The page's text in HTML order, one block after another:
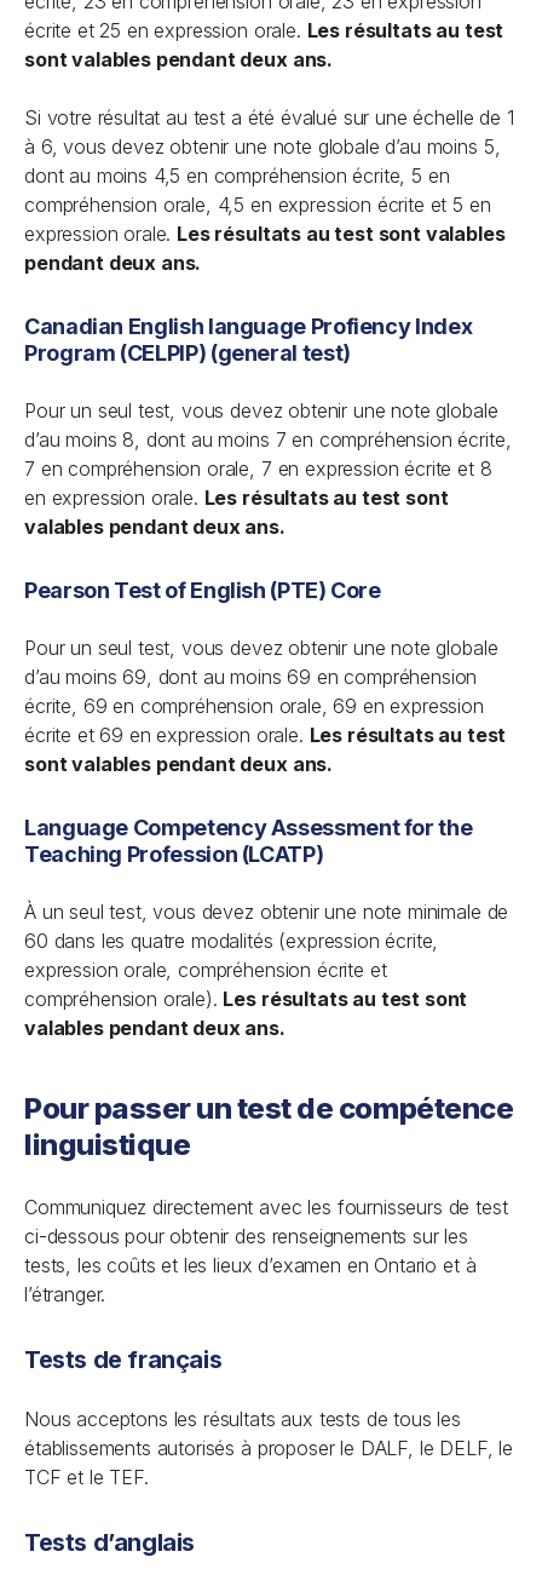
écrite et 25 en expression orale. Les résultats au test
sont valables pendant deux ans.
Si votre résultat au test a été évalué sur une échelle de 1
à 6, vous devez obtenir une note globale d’au moins 5,
dont au moins 4,5 en compréhension écrite, 5 en
compréhension orale, 4,5 en expression écrite et 5 en
expression orale. Les résultats au test sont valables
pendant deux ans.
Canadian English language Profiency Index
Program (CELPIP) (general test)
Pour un seul test, vous devez obtenir une note globale
d’au moins 8, dont au moins 7 en compréhension écrite,
7 en compréhension orale, 7 en expression écrite et 8
en expression orale. Les résultats au test sont
valables pendant deux ans.
Pearson Test of English (PTE) Core
Pour un seul test, vous devez obtenir une note globale
d’au moins 69, dont au moins 69 en compréhension
écrite, 69 en compréhension orale, 69 en expression
écrite et 69 en expression orale. Les résultats au test
sont valables pendant deux ans.
Language Competency Assessment for the
Teaching Profession (LCATP)
À un seul test, vous devez obtenir une note minimale de
60 dans les quatre modalités (expression écrite,
expression orale, compréhension écrite et
compréhension orale). Les résultats au test sont
valables pendant deux ans.
Pour passer un test de compétence
linguistique
Communiquez directement avec les fournisseurs de test
ci-dessous pour obtenir des renseignements sur les
tests, les coûts et les lieux d’examen en Ontario et à
l’étranger.
Tests de français
Nous acceptons les résultats aux tests de tous les
établissements autorisés à proposer le DALF, le DELF, le
TCF et le TEF.
Tests d’anglais